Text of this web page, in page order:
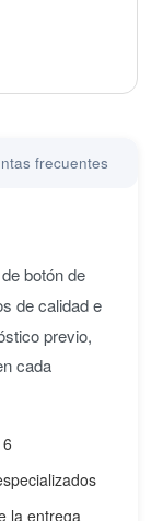
frecuentes
botón de
de calidad e
previo,
cada
la entrega